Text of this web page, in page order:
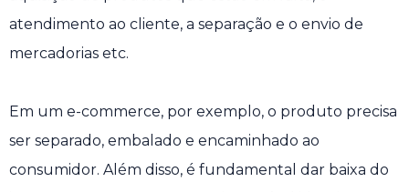
atendimento ao cliente, a separação e o envio de
mercadorias etc.
Em um e-commerce, por exemplo, o produto precisa
ser separado, embalado e encaminhado ao
consumidor. Além disso, é fundamental dar baixa do